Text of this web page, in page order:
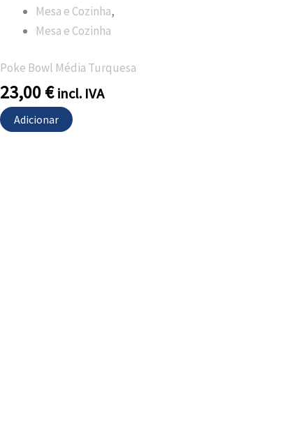
Mesa e Cozinha,
Mesa e Cozinha
Poke Bowl Média Turquesa
23,00€ incl. IVA
Adicionar